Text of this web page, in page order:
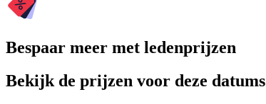
Bespaar meer met ledenprijzen
Bekijk de prijzen voor deze datums